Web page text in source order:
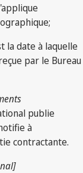
la date à laquelle
par le Bureau
publie
à
contractante.